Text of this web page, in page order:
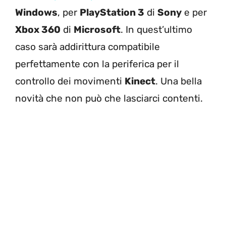
Windows, per PlayStation 3 di Sony e per
Xbox 360 di Microsoft. In quest’ultimo
caso sarà addirittura compatibile
perfettamente con la periferica per il
controllo dei movimenti Kinect. Una bella
novità che non può che lasciarci contenti.